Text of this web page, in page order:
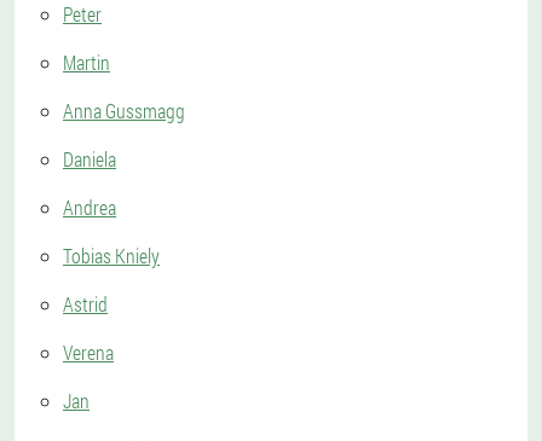
Peter
Martin
Anna Gussmagg
Daniela
Andrea
Tobias Kniely
Astrid
Verena
Jan